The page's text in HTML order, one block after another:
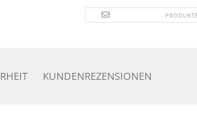
KUNDENREZENSIONEN